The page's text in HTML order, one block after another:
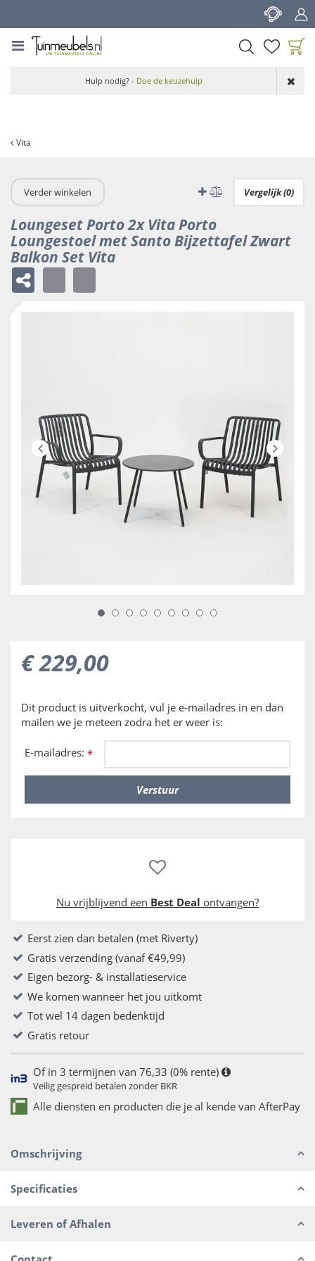
Vita
aan wensenlijst
Hulp nodig? - Doe de keuzehulp
Verder winkelen Vergelijk (0)
Loungeset Porto 2x Vita Porto
Loungestoel met Santo Bijzettafel Zwart
Balkon Set Vita
€229,00
Dit product is uitverkocht, vul je e-mailadres in en dan
mailen we je meteen zodra het er weer is:
E-mailadres: *
Nu vrijblijvend een Best Deal ontvangen?
Eerst zien dan betalen (met Riverty)
Gratis verzending (vanaf €49,99)
Eigen bezorg- & installatieservice
We komen wanneer het jou uitkomt
Tot wel 14 dagen bedenktijd
Gratis retour
Of in 3 termijnen van 76,33 (0% rente)
Veilig gespreid betalen zonder BKR
Alle diensten en producten die je al kende van AfterPay
Omschrijving
Specificaties
Leveren of Afhalen